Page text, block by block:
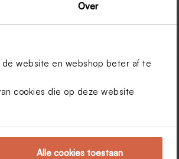
Over
website en webshop beter af te
cookies die op deze website
Alle cookies toestaan